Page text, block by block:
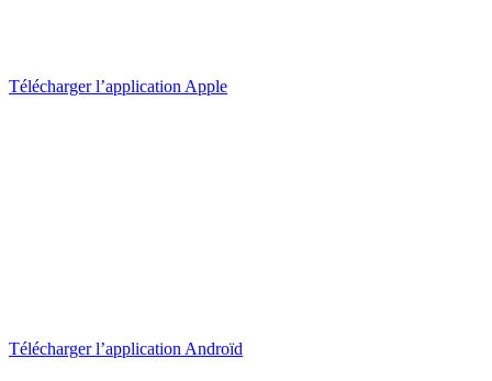
Télécharger l’application Apple
Télécharger l’application Androïd